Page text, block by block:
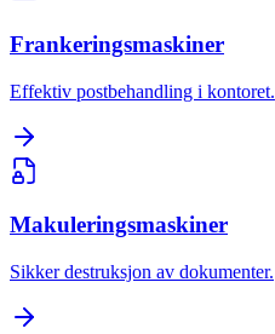
Frankeringsmaskiner
Effektiv postbehandling i kontoret.
Makuleringsmaskiner
Sikker destruksjon av dokumenter.